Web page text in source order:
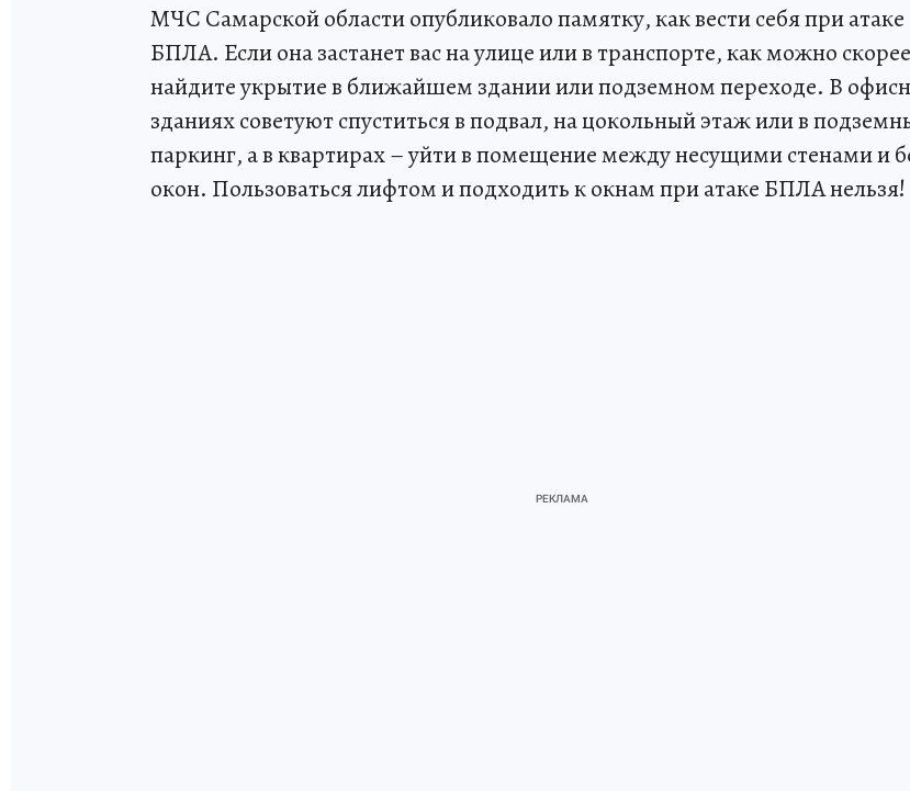
МЧС Самарской области опубликовало памятку, как вести себя при атаке
БПЛА. Если она застанет вас на улице или в транспорте, как можно скорее
найдите укрытие в ближайшем здании или подземном переходе. В
зданиях советуют спуститься в подвал, на цокольный этаж или в
паркинг, а в квартирах – уйти в помещение между несущими стенами и
окон. Пользоваться лифтом и подходить к окнам при атаке БПЛА нельзя!